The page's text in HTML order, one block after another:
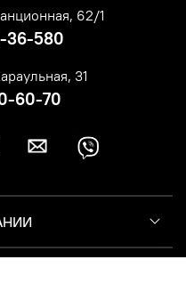
62/1
36-580
31
60-70